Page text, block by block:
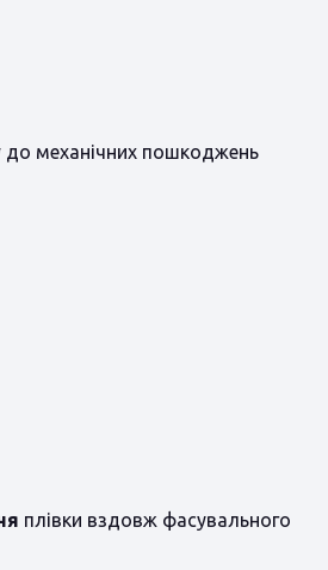
до механічних пошкоджень
плівки вздовж фасувального